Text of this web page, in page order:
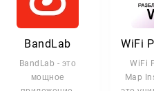
BandLab
BandLab - это
мощное
WiFi
Map